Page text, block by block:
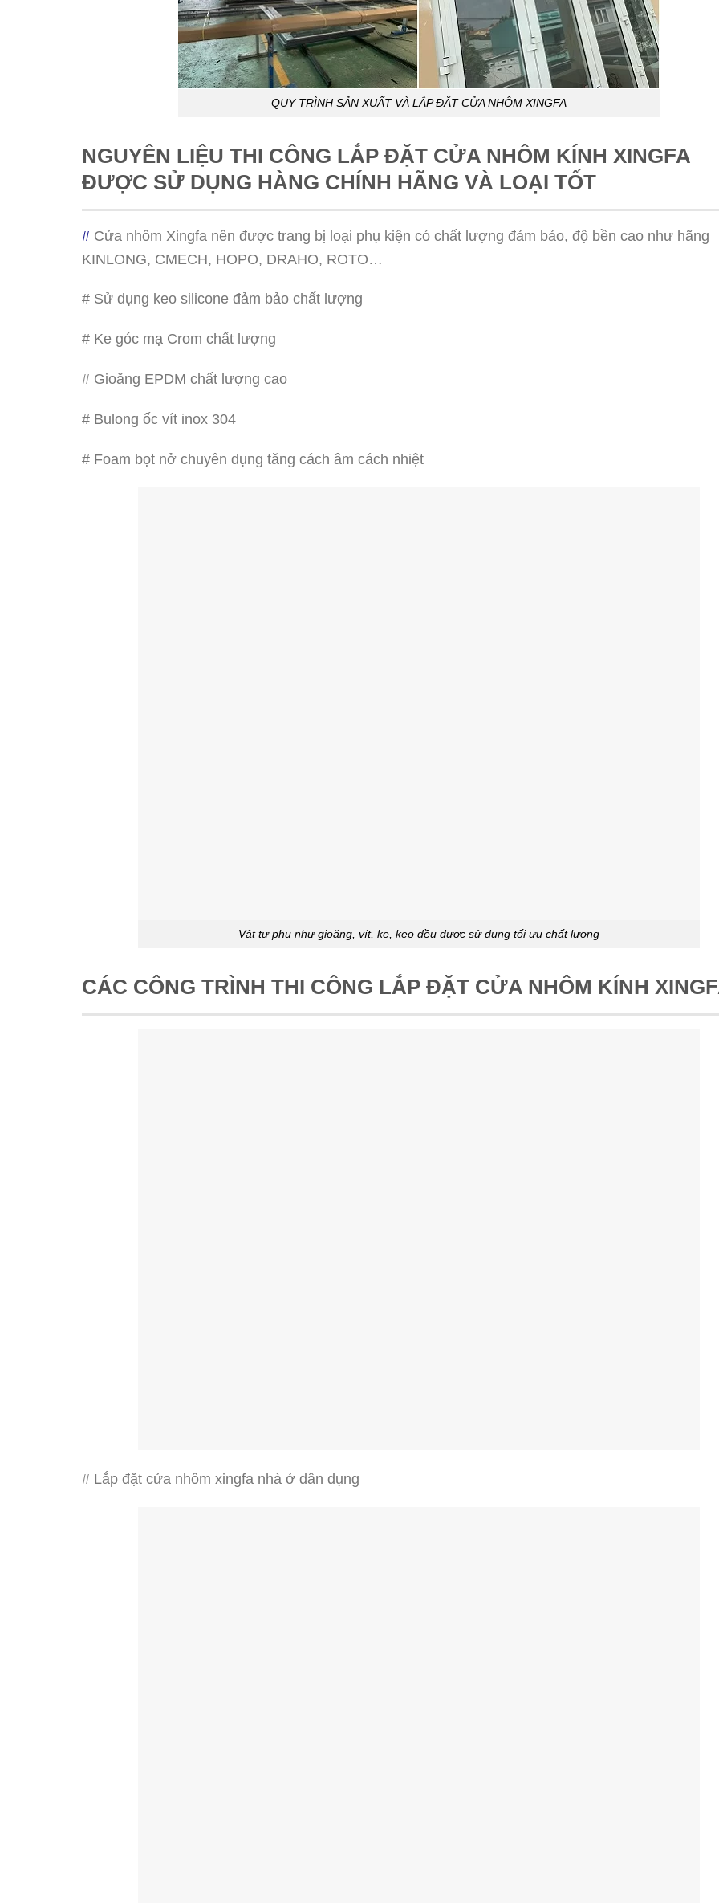
QUY TRÌNH SẢN XUẤT VÀ LẮP ĐẶT CỬA NHÔM XINGFA
NGUYÊN LIỆU THI CÔNG LẮP ĐẶT CỬA NHÔM KÍNH XINGFA
ĐƯỢC SỬ DỤNG HÀNG CHÍNH HÃNG VÀ LOẠI TỐT
# Cửa nhôm Xingfa nên được trang bị loại phụ kiện có chất lượng đảm bảo, độ bền cao như hãng
KINLONG, CMECH, HOPO, DRAHO, ROTO…
# Sử dụng keo silicone đảm bảo chất lượng
# Ke góc mạ Crom chất lượng
# Gioăng EPDM chất lượng cao
# Bulong ốc vít inox 304
# Foam bọt nở chuyên dụng tăng cách âm cách nhiệt
Vật tư phụ như gioăng, vít, ke, keo đều được sử dụng tối ưu chất lượng
CÁC CÔNG TRÌNH THI CÔNG LẮP ĐẶT CỬA NHÔM KÍNH
# Lắp đặt cửa nhôm xingfa nhà ở dân dụng